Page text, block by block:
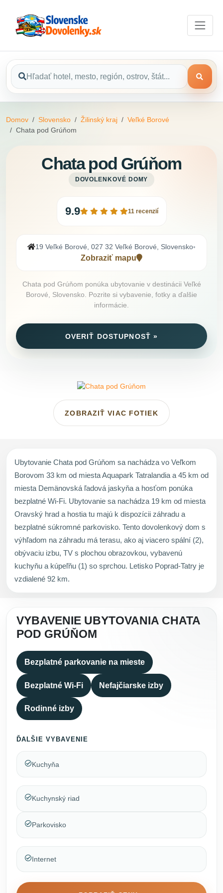
Domov Slovensko Žilinský kraj
Veľké Borové
Chata pod Grúňom
Chata pod Grúňom
DOVOLENKOVÉ DOMY
9.9 11 recenzií
19 Veľké Borové, 027 32 Veľké Borové, Slovensko•
Zobraziť mapu
Chata pod Grúňom ponúka ubytovanie v destinácii Veľké
Borové, Slovensko. Pozrite si vybavenie, fotky a ďalšie
informácie.
OVERIŤ DOSTUPNOSŤ »
ZOBRAZIŤ VIAC FOTIEK
Ubytovanie Chata pod Grúňom sa nachádza vo Veľkom
Borovom 33 km od miesta Aquapark Tatralandia a 45 km od
miesta Demänovská ľadová jaskyňa a hosťom ponúka
bezplatné Wi-Fi. Ubytovanie sa nachádza 19 km od miesta
Oravský hrad a hostia tu majú k dispozícii záhradu a
bezplatné súkromné parkovisko. Tento dovolenkový dom s
výhľadom na záhradu má terasu, ako aj viacero spální (2),
obývaciu izbu, TV s plochou obrazovkou, vybavenú
kuchyňu a kúpeľňu (1) so sprchou. Letisko Poprad-Tatry je
vzdialené 92 km.
VYBAVENIE UBYTOVANIA CHATA
POD GRÚŇOM
Bezplatné parkovanie na mieste
Bezplatné Wi-Fi Nefajčiarske izby
Rodinné izby
ĎALŠIE VYBAVENIE
Kuchyňa
Kuchynský riad
Parkovisko
Internet